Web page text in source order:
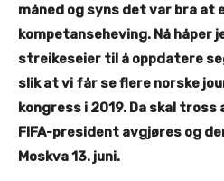
måned og syns det var bra at
kompetanseheving. Nå håper
streikeseier til å oppdatere
slik at vi får se flere norske
kongress i 2019. Da skal tross
FIFA-president avgjøres og
Moskva 13. juni.